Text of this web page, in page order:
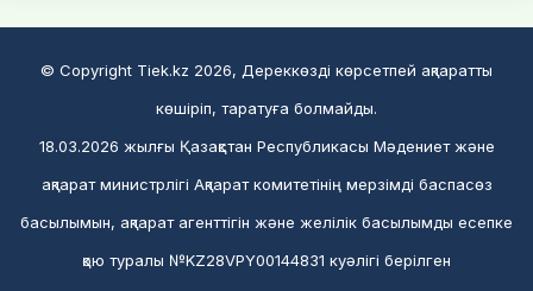
© Copyright Tiek.kz 2026, Дереккөзді көрсетпей ақпаратты
көшіріп, таратуға болмайды.
18.03.2026 жылғы Қазақстан Республикасы Мәдениет және
ақпарат министрлігі Ақпарат комитетінің мерзімді баспасөз
басылымын, ақпарат агенттігін және желілік басылымды есепке
қою туралы №KZ28VPY00144831 куәлігі берілген